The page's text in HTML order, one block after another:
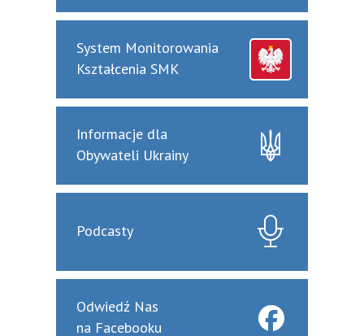
System Monitorowania
Kształcenia SMK
Informacje dla
Obywateli Ukrainy
Podcasty
Odwiedź Nas
na Facebooku